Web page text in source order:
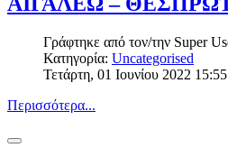
Γράφτηκε από τον/την Super
Κατηγορία: Uncategorised
Τετάρτη, 01 Ιουνίου 2022 15:55
Περισσότερα...